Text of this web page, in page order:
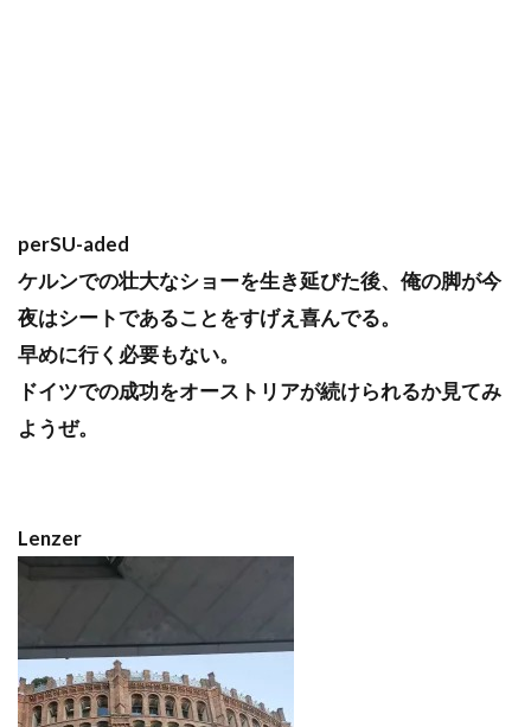
perSU-aded
ケルンでの壮大なショーを生き延びた後、俺の脚が今
夜はシートであることをすげえ喜んでる。
早めに行く必要もない。
ドイツでの成功をオーストリアが続けられるか見てみ
ようぜ。
Lenzer